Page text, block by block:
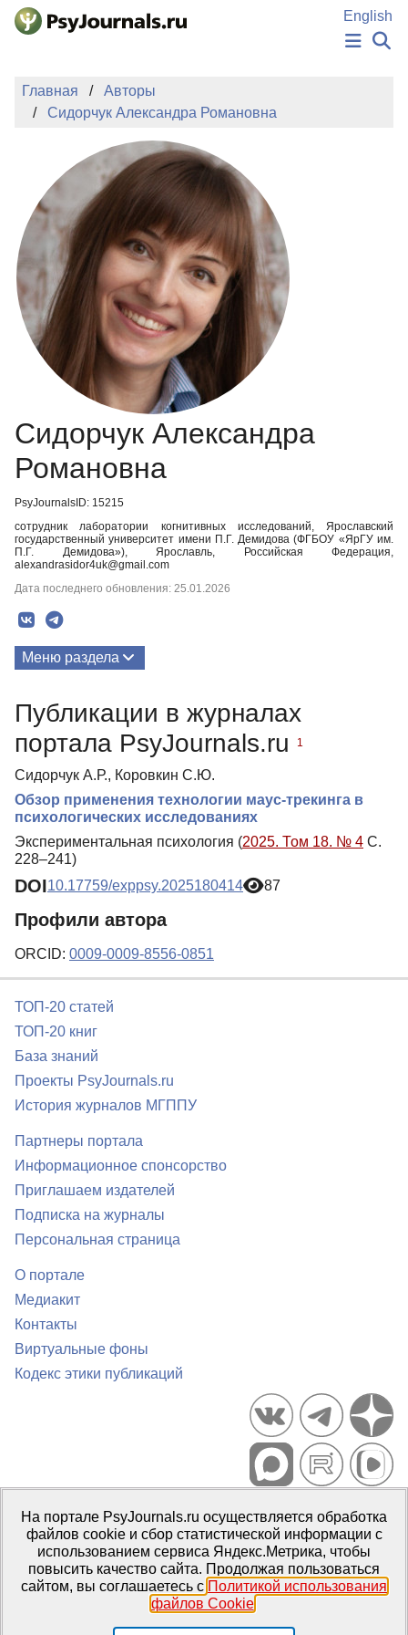
Перейти к основному содержанию
English
ИЗДАНИЯ
АВТОРЫ
ПОДАТЬ РУКОПИСЬ
БАЗА ЗНАНИЙ
КЛЮЧЕВЫЕ СЛОВА
Регистрация
Главная
Авторы
Сидорчук Александра Романовна
Сидорчук Александра
Романовна
PsyJournalsID: 15215
сотрудник лаборатории когнитивных исследований, Ярославский
государственный университет имени П.Г. Демидова (ФГБОУ «ЯрГУ им.
П.Г. Демидова»), Ярославль, Российская Федерация,
alexandrasidor4uk@gmail.com
Дата последнего обновления: 25.01.2026
Меню раздела
Публикации в журналах
портала PsyJournals.ru
1
Сидорчук А.Р., Коровкин С.Ю.
Обзор применения технологии маус-трекинга в
психологических исследованиях
Экспериментальная психология (2025. Том 18. № 4 С.
228–241)
DOI10.17759/exppsy.2025180414 87
Профили автора
ORCID: 0009-0009-8556-0851
ТОП-20 статей
ТОП-20 книг
База знаний
Проекты PsyJournals.ru
История журналов МГППУ
Партнеры портала
Информационное спонсорство
Приглашаем издателей
Подписка на журналы
Персональная страница
О портале
Медиакит
Контакты
Виртуальные фоны
Кодекс этики публикаций
Портал психологических изданий PsyJournals.ru, 2007–2026
Правила использования материалов
Свидетельство регистрации СМИЭл № ФС77-66447 от 14 июля
2016 г.
Издатель: ФГБОУ ВО МГППУ
На портале PsyJournals.ru осуществляется обработка
файлов cookie и сбор статистической информации с
использованием сервиса Яндекс.Метрика, чтобы
повысить качество сайта. Продолжая пользоваться
сайтом, вы соглашаетесь с Политикой использования
файлов Cookie.